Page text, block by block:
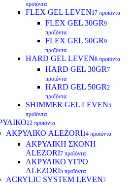
προϊόντα
FLEX GEL LEVEN17 προϊόντα
FLEX GEL 30GR9
προϊόντα
FLEX GEL 50GR9
προϊόντα
HARD GEL LEVEN8 προϊόντα
HARD GEL 30GR7
προϊόντα
HARD GEL 50GR2
προϊόντα
SHIMMER GEL LEVEN5
προϊόντα
22 προϊόντα
ΑΚΡΥΛΙΚΟ ALEZORI14 προϊόντα
ΑΚΡΥΛΙΚΗ ΣΚΟΝΗ
ALEZORI7 προϊόντα
ΑΚΡΥΛΙΚΟ ΥΓΡΟ
ALEZORI5 προϊόντα
ACRYLIC SYSTEM LEVEN7